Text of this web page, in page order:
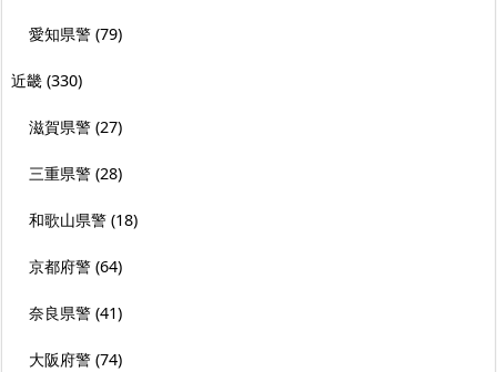
愛知県警 (79)
近畿 (330)
滋賀県警 (27)
三重県警 (28)
和歌山県警 (18)
京都府警 (64)
奈良県警 (41)
大阪府警 (74)